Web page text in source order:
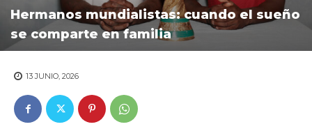
Hermanos mundialistas: cuando el sueño
se comparte en familia
13 JUNIO, 2026